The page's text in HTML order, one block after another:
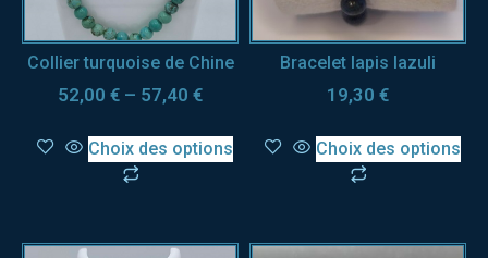
Collier turquoise de Chine
52,00 € – 57,40 €
Choix des options
Bracelet lapis lazuli
19,30 €
Choix des options